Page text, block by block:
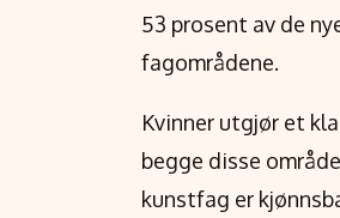
53 prosent av de
fagområdene.
Kvinner utgjør et
begge disse
kunstfag er